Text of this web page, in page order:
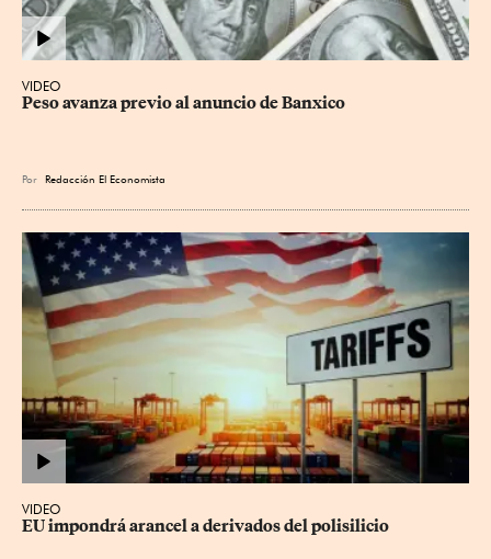
VIDEO
Peso avanza previo al anuncio de Banxico
Por Redacción El Economista
VIDEO
EU impondrá arancel a derivados del polisilicio